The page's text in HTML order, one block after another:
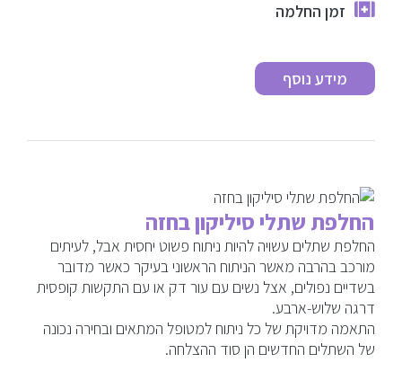
זמן החלמה
מידע נוסף
החלפת שתלי סיליקון בחזה
החלפת שתלים עשויה להיות ניתוח פשוט יחסית אבל, לעיתים
מורכב בהרבה מאשר הניתוח הראשוני בעיקר כאשר מדובר
בשדיים נפולים, אצל נשים עם עור דק או עם התקשות קופסית
דרגה שלוש-ארבע.
התאמה מדויקת של כל ניתוח למטופל המתאים ובחירה נכונה
של השתלים החדשים הן סוד ההצלחה.